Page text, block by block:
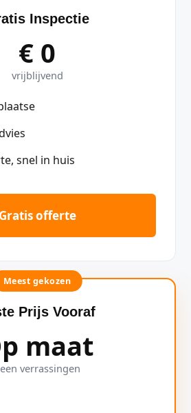
Inspectie
€ 0
vrijblijvend
snel in huis
Gratis offerte
Meest gekozen
Prijs Vooraf
maat
verrassingen